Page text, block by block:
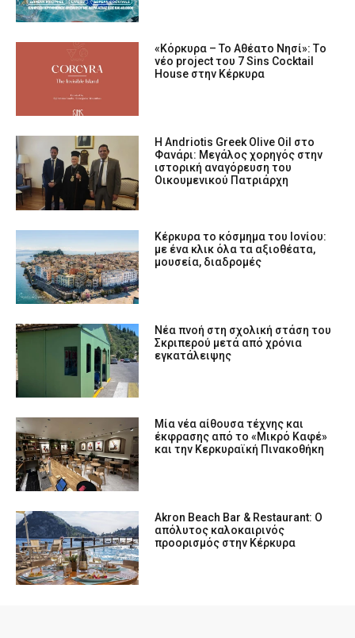
«Κόρκυρα – Το Αθέατο Νησί»: Tο
νέο project του 7 Sins Cocktail
House στην Κέρκυρα
Η Andriotis Greek Olive Oil στο
Φανάρι: Μεγάλος χορηγός στην
ιστορική αναγόρευση του
Οικουμενικού Πατριάρχη
Κέρκυρα το κόσμημα του Ιονίου:
με ένα κλικ όλα τα αξιοθέατα,
μουσεία, διαδρομές
Νέα πνοή στη σχολική στάση του
Σκριπερού μετά από χρόνια
εγκατάλειψης
Μία νέα αίθουσα τέχνης και
έκφρασης από το «Μικρό Καφέ»
και την Κερκυραϊκή Πινακοθήκη
Akron Beach Bar & Restaurant: Ο
απόλυτος καλοκαιρινός
προορισμός στην Κέρκυρα